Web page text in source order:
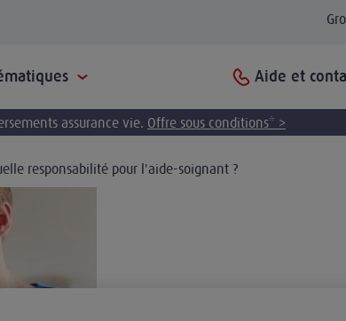
Aide et
assurance vie. Offre sous conditions* >
responsabilité pour l'aide-soignant ?